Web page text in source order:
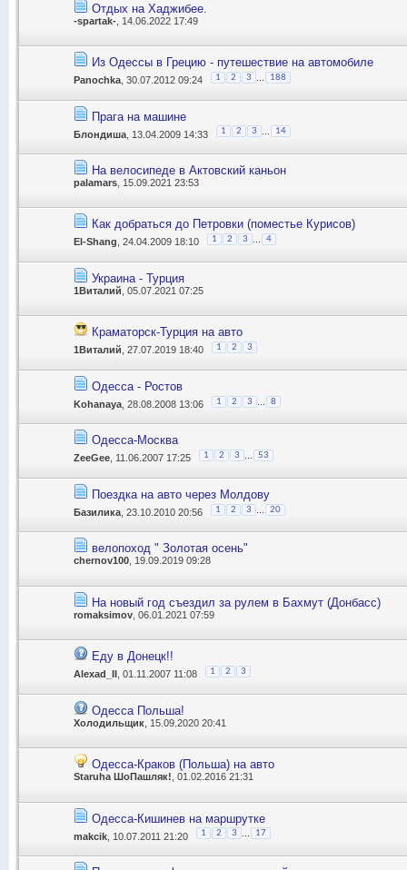
Отдых на Хаджибее.
-spartak- , 14.06.2022 17:49
Из Одессы в Грецию - путешествие на автомобиле
Panochka , 30.07.2012 09:24 1 2 3 188
Прага на машине
Блондиша , 13.04.2009 14:33 1 2 3 14
На велосипеде в Актовский каньон
palamars , 15.09.2021 23:53
Как добраться до Петровки (поместье Курисов)
El-Shang , 24.04.2009 18:10 1 2 3 4
Украина - Турция
1Виталий , 05.07.2021 07:25
Краматорск-Турция на авто
1Виталий , 27.07.2019 18:40 1 2 3
Одесса - Ростов
Kohanaya , 28.08.2008 13:06 1 2 3 8
Одесса-Москва
ZeeGee , 11.06.2007 17:25 1 2 3 53
Поездка на авто через Молдову
Базилика , 23.10.2010 20:56 1 2 3 20
велопоход " Золотая осень"
chernov100 , 19.09.2019 09:28
На новый год съездил за рулем в Бахмут (Донбасс)
romaksimov , 06.01.2021 07:59
Еду в Донецк!!
Alexad_II , 01.11.2007 11:08 1 2 3
Одесса Польша!
Холодильщик , 15.09.2020 20:41
Одесса-Краков (Польша) на авто
Staruha ШоПашляк! , 01.02.2016 21:31
Одесса-Кишинев на маршрутке
makcik , 10.07.2011 21:20 1 2 3 17